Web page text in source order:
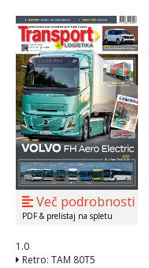
Več podrobnosti
PDF & prelistaj na spletu
1.0
Retro: TAM 80T5